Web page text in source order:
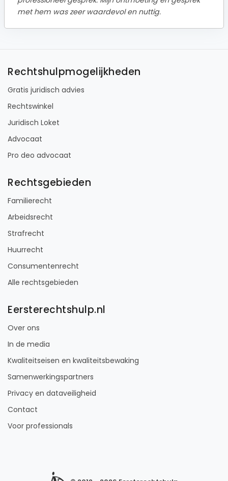
met hem was zeer waardevol en nuttig.
Rechtshulpmogelijkheden
Gratis juridisch advies
Rechtswinkel
Juridisch Loket
Advocaat
Pro deo advocaat
Rechtsgebieden
Familierecht
Arbeidsrecht
Strafrecht
Huurrecht
Consumentenrecht
Alle rechtsgebieden
Eersterechtshulp.nl
Over ons
In de media
Kwaliteitseisen en kwaliteitsbewaking
Samenwerkingspartners
Privacy en dataveiligheid
Contact
Voor professionals